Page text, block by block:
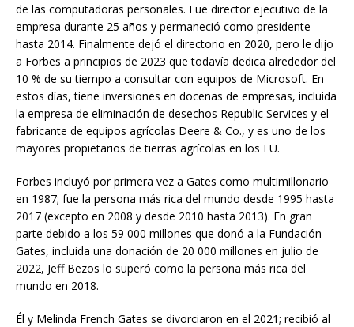
de las computadoras personales. Fue director ejecutivo de la
empresa durante 25 años y permaneció como presidente
hasta 2014. Finalmente dejó el directorio en 2020, pero le dijo
a Forbes a principios de 2023 que todavía dedica alrededor del
10 % de su tiempo a consultar con equipos de Microsoft. En
estos días, tiene inversiones en docenas de empresas, incluida
la empresa de eliminación de desechos Republic Services y el
fabricante de equipos agrícolas Deere & Co., y es uno de los
mayores propietarios de tierras agrícolas en los EU.
Forbes incluyó por primera vez a Gates como multimillonario
en 1987; fue la persona más rica del mundo desde 1995 hasta
2017 (excepto en 2008 y desde 2010 hasta 2013). En gran
parte debido a los 59 000 millones que donó a la Fundación
Gates, incluida una donación de 20 000 millones en julio de
2022, Jeff Bezos lo superó como la persona más rica del
mundo en 2018.
Él y Melinda French Gates se divorciaron en el 2021; recibió al